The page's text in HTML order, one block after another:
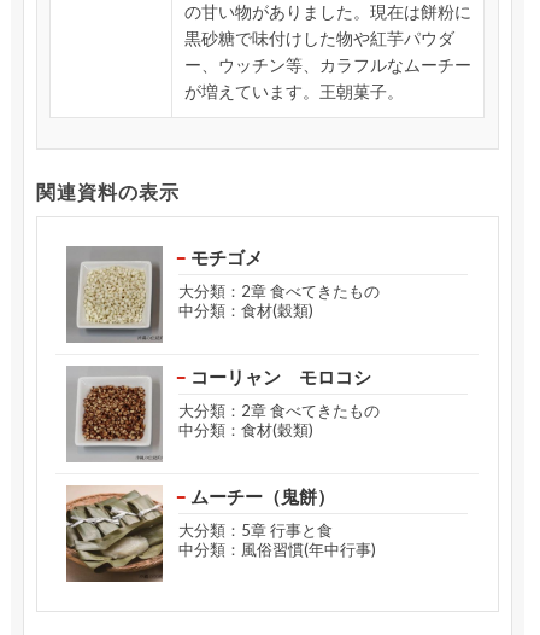
の甘い物がありました。現在は餅粉に
黒砂糖で味付けした物や紅芋パウダ
ー、ウッチン等、カラフルなムーチー
が増えています。王朝菓子。
関連資料の表示
モチゴメ
大分類：2章 食べてきたもの
中分類：食材(穀類)
コーリャン モロコシ
大分類：2章 食べてきたもの
中分類：食材(穀類)
ムーチー（鬼餅）
大分類：5章 行事と食
中分類：風俗習慣(年中行事)